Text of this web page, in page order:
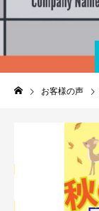
お客様の声